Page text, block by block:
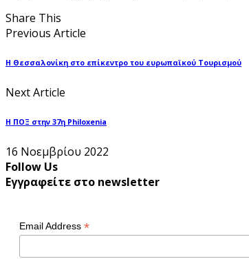
Share This
Previous Article
Η Θεσσαλονίκη στο επίκεντρο του ευρωπαϊκού Τουρισμού
Next Article
Η ΠΟΞ στην 37η Philoxenia
16 Νοεμβρίου 2022
Follow Us
Εγγραφείτε στο newsletter
Email Address *